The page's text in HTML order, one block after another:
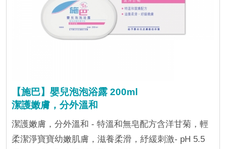
【施巴】嬰兒泡泡浴露 200ml
潔護嫩膚，分外溫和
潔護嫩膚，分外溫和 - 特溫和無皂配方含洋甘菊，輕
柔潔淨寶寶幼嫩肌膚，滋養柔滑，紓緩刺激- pH 5.5